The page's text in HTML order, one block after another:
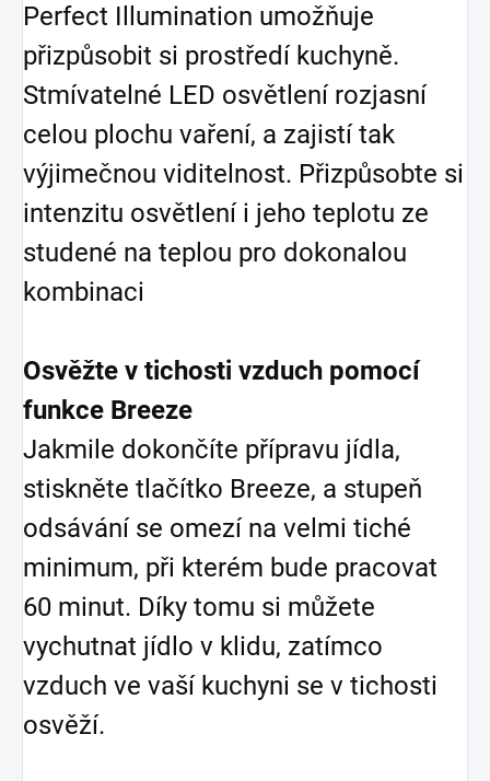
Perfect Illumination umožňuje
přizpůsobit si prostředí kuchyně.
Stmívatelné LED osvětlení rozjasní
celou plochu vaření, a zajistí tak
výjimečnou viditelnost. Přizpůsobte si
intenzitu osvětlení i jeho teplotu ze
studené na teplou pro dokonalou
kombinaci
Osvěžte v tichosti vzduch pomocí
funkce Breeze
Jakmile dokončíte přípravu jídla,
stiskněte tlačítko Breeze, a stupeň
odsávání se omezí na velmi tiché
minimum, při kterém bude pracovat
60 minut. Díky tomu si můžete
vychutnat jídlo v klidu, zatímco
vzduch ve vaší kuchyni se v tichosti
osvěží.